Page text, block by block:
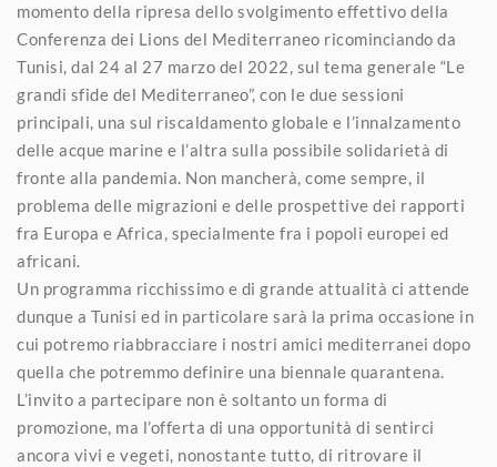
momento della ripresa dello svolgimento effettivo della
Conferenza dei Lions del Mediterraneo ricominciando da
Tunisi, dal 24 al 27 marzo del 2022, sul tema generale “Le
grandi sfide del Mediterraneo”, con le due sessioni
principali, una sul riscaldamento globale e l’innalzamento
delle acque marine e l’altra sulla possibile solidarietà di
fronte alla pandemia. Non mancherà, come sempre, il
problema delle migrazioni e delle prospettive dei rapporti
fra Europa e Africa, specialmente fra i popoli europei ed
africani.
Un programma ricchissimo e di grande attualità ci attende
dunque a Tunisi ed in particolare sarà la prima occasione in
cui potremo riabbracciare i nostri amici mediterranei dopo
quella che potremmo definire una biennale quarantena.
L’invito a partecipare non è soltanto un forma di
promozione, ma l’offerta di una opportunità di sentirci
ancora vivi e vegeti, nonostante tutto, di ritrovare il